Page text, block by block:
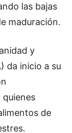
las bajas
maduración.
y
da inicio a su
de